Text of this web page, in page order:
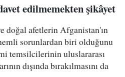
edilmemekten şikâyet
afetlerin Afganistan'ın
sorunlardan biri olduğunu
temsilcilerinin uluslararası
dışında bırakılmasını da